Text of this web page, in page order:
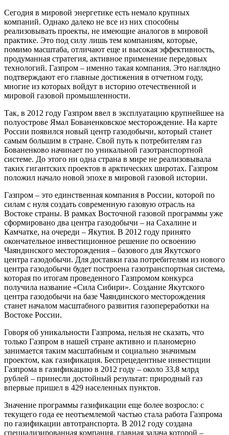
Сегодня в мировой энергетике есть немало крупных
компаний. Однако далеко не все из них способны
реализовывать проекты, не имеющие аналогов в мировой
практике. Это под силу лишь тем компаниям, которые,
помимо масштаба, отличают еще и высокая эффективность,
продуманная стратегия, активное применение передовых
технологий. Газпром – именно такая компания. Это наглядно
подтверждают его главные достижения в отчетном году,
многие из которых войдут в историю отечественной и
мировой газовой промышленности.
Так, в 2012 году Газпром ввел в эксплуатацию крупнейшее на
полуострове Ямал Бованенковское месторождение. На карте
России появился новый центр газодобычи, который станет
самым большим в стране. Свой путь к потребителям газ
Бованенково начинает по уникальной газотранспортной
системе. До этого ни одна страна в мире не реализовывала
таких гигантских проектов в арктических широтах. Газпром
положил начало новой эпохе в мировой газовой истории.
Газпром – это единственная компания в России, которой по
силам с нуля создать современную газовую отрасль на
Востоке страны. В рамках Восточной газовой программы уже
сформировано два центра газодобычи – на Сахалине и
Камчатке, на очереди – Якутия. В 2012 году принято
окончательное инвестиционное решение по освоению
Чаяндинского месторождения – базового для Якутского
центра газодобычи. Для доставки газа потребителям из нового
центра газодобычи будет построена газотранспортная система,
которая по итогам проведенного Газпромом конкурса
получила название «Сила Сибири». Создание Якутского
центра газодобычи на базе Чаяндинского месторождения
станет началом масштабного развития газопереработки на
Востоке России.
Говоря об уникальности Газпрома, нельзя не сказать, что
только Газпром в нашей стране активно и планомерно
занимается таким масштабным и социально значимым
проектом, как газификация. Беспрецедентные инвестиции
Газпрома в газификацию в 2012 году – около 33,8 млрд
рублей – принесли достойный результат: природный газ
впервые пришел в 429 населенных пунктов.
Значение программы газификации еще более возросло: с
текущего года ее неотъемлемой частью стала работа Газпрома
по газификации автотранспорта. В 2012 году создана
специализированная компания, главная задача которой –